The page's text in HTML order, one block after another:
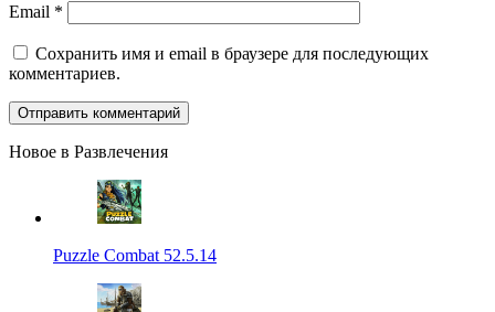
Email *
Сохранить имя и email в браузере для последующих
комментариев.
Новое в Развлечения
Puzzle Combat 52.5.14